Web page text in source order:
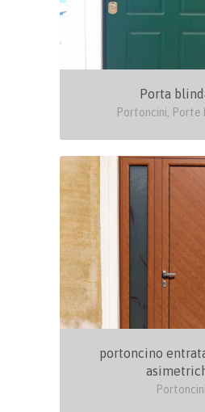
Porta
Portoncini, Porte
portoncino
Portoncini